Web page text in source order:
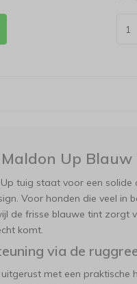
Up Blauw
tuig staat voor een solide
Voor honden die veel in
de frisse blauwe tint zorgt
komt.
via de
met een praktische